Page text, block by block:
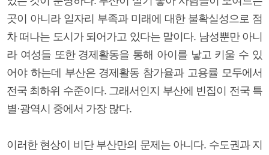
곳이 아니라 일자리 부족과 미래에 대한 불확실성으로 점
차 떠나는 도시가 되어가고 있다는 말이다. 남성뿐만 아니
라 여성들 또한 경제활동을 통해 아이를 낳고 키울 수 있
어야 하는데 부산은 경제활동 참가율과 고용률 모두에서
전국 최하위 수준이다. 그래서인지 부산에 빈집이 전국 특
별·광역시 중에서 가장 많다.
이러한 현상이 비단 부산만의 문제는 아니다. 수도권과 지